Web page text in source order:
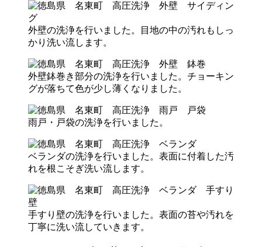
外壁の洗浄を行いました。目地の中の汚れもしっ
かり洗い流します。
外壁鉢巻き部分の洗浄を行いました。チョーキン
グが落ちて色が少し薄くなりました。
雨戸・戸袋の洗浄を行いました。
ベランダの洗浄を行いました。表面に付着した汚
れを根こそぎ洗い流します。
手すり壁の洗浄を行いました。表面の苔や汚れを
丁寧に洗い流していきます。